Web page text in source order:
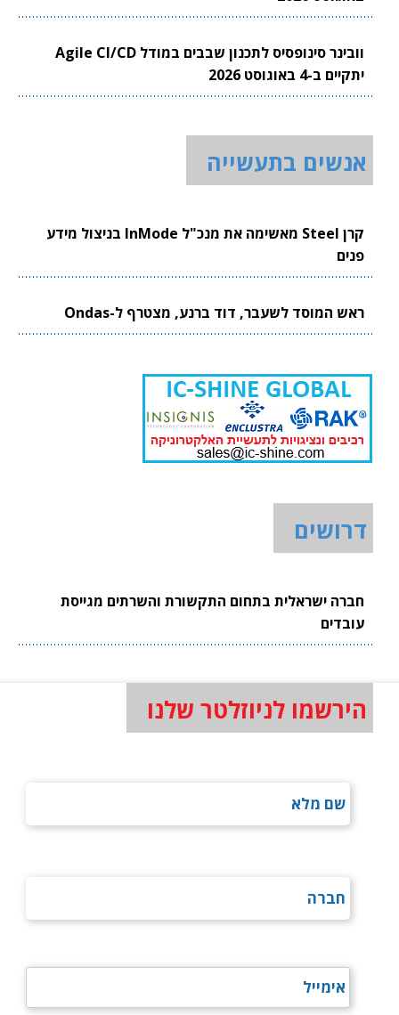
וובינר סינופסיס לתכנון שבבים במודל Agile CI/CD
יתקיים ב-4 באוגוסט 2026
אנשים בתעשייה
קרן Steel מאשימה את מנכ"ל InMode בניצול מידע
פנים
ראש המוסד לשעבר, דוד ברנע, מצטרף ל-Ondas
דרושים
חברה ישראלית בתחום התקשורת והשרתים מגייסת
עובדים
הירשמו לניוזלטר שלנו